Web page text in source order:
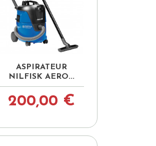
Aperçu rapide
ASPIRATEUR
NILFISK AERO...
200,00 €